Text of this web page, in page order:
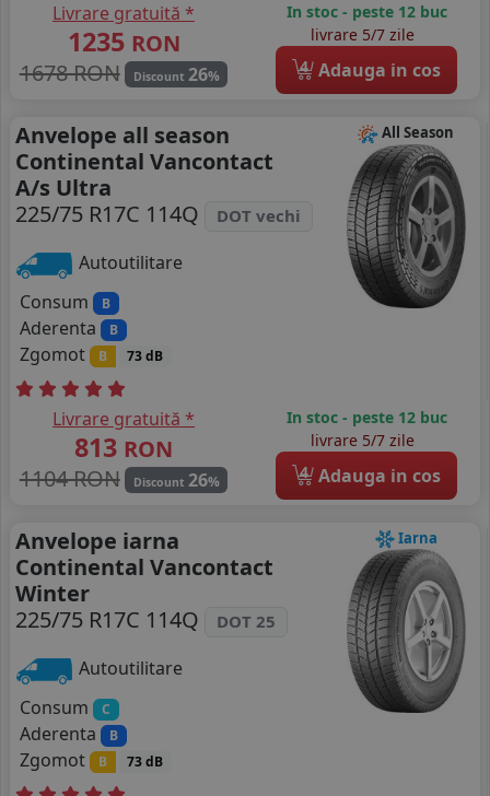
Livrare gratuită *
1235 RON
1678 RON
Discount 26%
In stoc - peste 12 buc
livrare 5/7 zile
4 Adauga in cos
All Season
Anvelope all season
Continental Vancontact
A/s Ultra
225/75 R17C 114Q
DOT vechi
Autoutilitare
Consum
B
Aderenta B
Zgomot B 73 dB
Livrare gratuită *
813 RON
1104 RON
Discount 26%
In stoc - peste 12 buc
livrare 5/7 zile
4 Adauga in cos
Iarna
Anvelope iarna
Continental Vancontact
Winter
225/75 R17C 114Q
DOT 25
Autoutilitare
Consum
C
Aderenta B
Zgomot B 73 dB